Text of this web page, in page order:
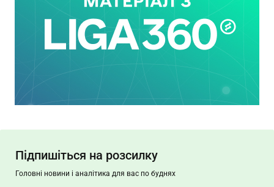
Підпишіться на розсилку
Головні новини і аналітика для вас по буднях